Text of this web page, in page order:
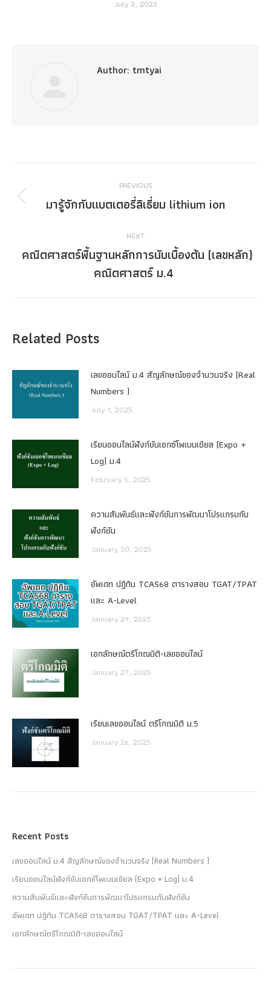
July 3, 2023
Author: tmtyai
navigation
PREVIOUS
Previous
มารู้จักกับแบตเตอรี่ลิเธี่ยม lithium ion
NEXT
Next
post:
คณิตศาสตร์พื้นฐานหลักการนับเบื้องต้น (เลขหลัก)
คณิตศาสตร์ ม.4
Related Posts
เลขออนไลน์ ม.4 สัญลักษณ์ของจำนวนจริง (Real
Numbers )
July 1, 2025
เรียนออนไลน์ฟังก์ชันเอกซ์โพเนนเชียล (Expo +
Log) ม.4
February 5, 2025
ความสัมพันธ์และฟังก์ชันการพัฒนาโปรแกรมกับ
ฟังก์ชัน
January 30, 2025
อัพเดท ปฏิทิน TCAS68 ตารางสอบ TGAT/TPAT
และ A-Level
January 29, 2025
เอกลักษณ์ตรีโกณมิติ-เลขออนไลน์
January 27, 2025
เรียนเลขออนไลน์ ตรีโกณมิติ ม.5
January 26, 2025
Recent Posts
เลขออนไลน์ ม.4 สัญลักษณ์ของจำนวนจริง (Real Numbers )
เรียนออนไลน์ฟังก์ชันเอกซ์โพเนนเชียล (Expo + Log) ม.4
ความสัมพันธ์และฟังก์ชันการพัฒนาโปรแกรมกับฟังก์ชัน
อัพเดท ปฏิทิน TCAS68 ตารางสอบ TGAT/TPAT และ A-Level
เอกลักษณ์ตรีโกณมิติ-เลขออนไลน์